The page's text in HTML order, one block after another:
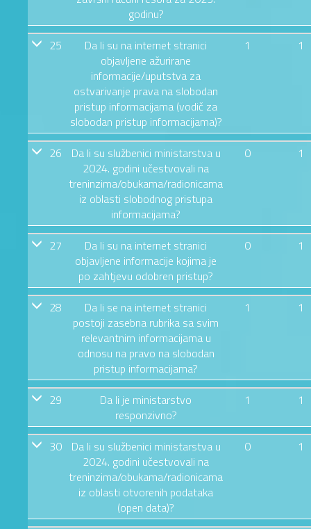
godinu?
25
Da li su na internet stranici
objavljene ažurirane
informacije/uputstva za
ostvarivanje prava na slobodan
pristup informacijama (vodič za
slobodan pristup informacijama)?
1 1
26
Da li su službenici ministarstva u
2024. godini učestvovali na
treninzima/obukama/radionicama
iz oblasti slobodnog pristupa
informacijama?
0 1
27
Da li su na internet stranici
objavljene informacije kojima je
po zahtjevu odobren pristup?
0 1
28
Da li se na internet stranici
postoji zasebna rubrika sa svim
relevantnim informacijama u
odnosu na pravo na slobodan
pristup informacijama?
1 1
29
Da li je ministarstvo
responzivno?
1 1
30
Da li su službenici ministarstva u
2024. godini učestvovali na
treninzima/obukama/radionicama
iz oblasti otvorenih podataka
(open data)?
0 1